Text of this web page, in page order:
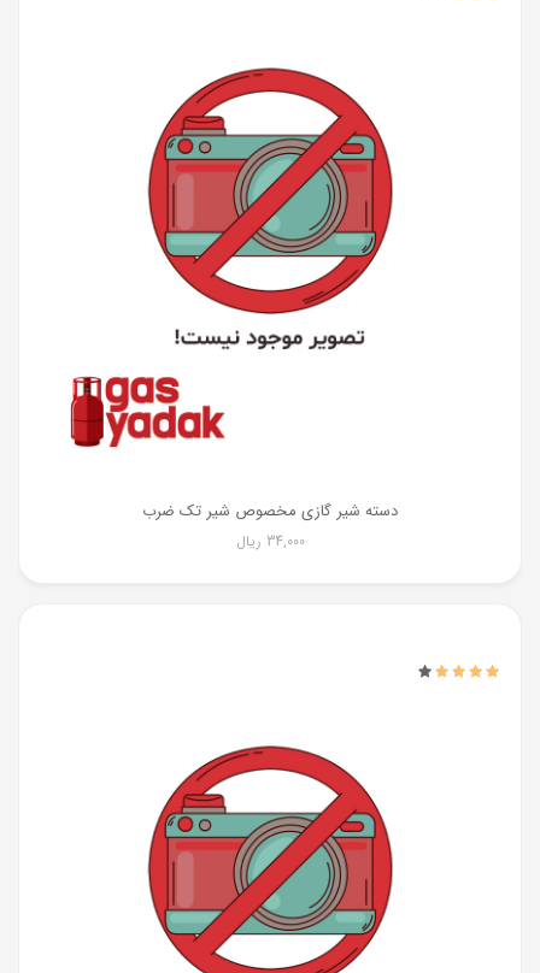
دسته شیر گازی مخصوص شیر تک ضرب
34,000 ریال